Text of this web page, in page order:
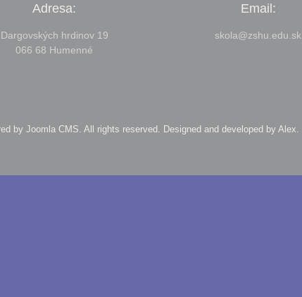
Adresa:
Dargovských hrdinov 19
066 68 Humenné
Email:
skola@zshu.edu.sk
by Joomla CMS . All rights reserved. Designed and developed by Alex